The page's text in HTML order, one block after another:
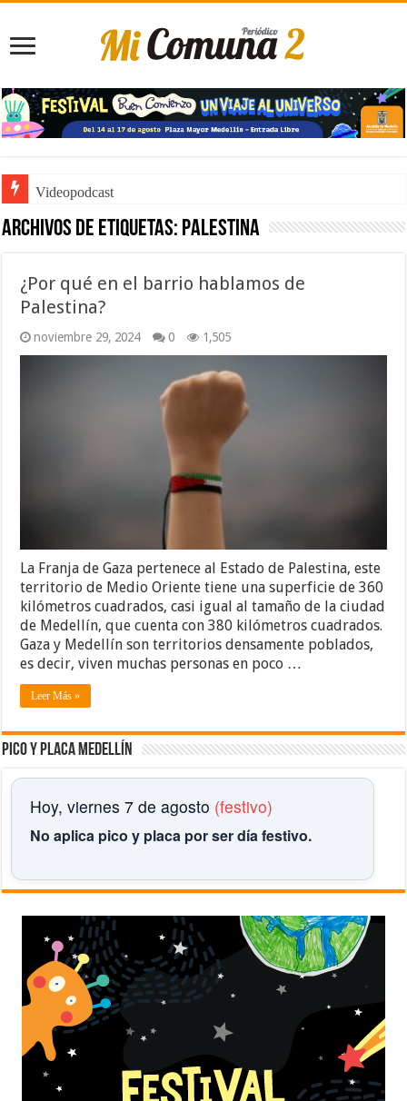
Videopodcast
Archivos de etiquetas: Palestina
¿Por qué en el barrio hablamos de
Palestina?
noviembre 29, 2024 0 1,505
La Franja de Gaza pertenece al Estado de Palestina, este
territorio de Medio Oriente tiene una superficie de 360
kilómetros cuadrados, casi igual al tamaño de la ciudad
de Medellín, que cuenta con 380 kilómetros cuadrados.
Gaza y Medellín son territorios densamente poblados,
es decir, viven muchas personas en poco …
Leer Más »
Pico y placa Medellín
Hoy, viernes 7 de agosto (festivo)
No aplica pico y placa por ser día festivo.